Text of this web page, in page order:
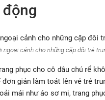
ngoại cảnh cho những cặp đôi trẻ
phục cho cô dâu chú rể
giản làm toát lên vẻ trẻ
mái như áo sơ mi, trang